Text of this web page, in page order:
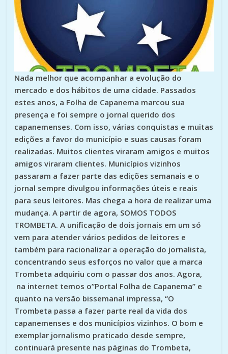
Nada melhor que acompanhar a evolução do
mercado e dos hábitos de uma cidade. Passados
estes anos, a Folha de Capanema marcou sua
presença e foi sempre o jornal querido dos
capanemenses. Com isso, várias conquistas e muitas
edições a favor do município e suas causas foram
realizadas. Muitos clientes viraram amigos e muitos
amigos viraram clientes. Municípios vizinhos
passaram a fazer parte das edições semanais e o
jornal sempre divulgou informações úteis e reais
para seus leitores. Mas chega a hora de realizar uma
mudança. A partir de agora, SOMOS TODOS
TROMBETA. A unificação de dois jornais em um só
vem para atender vários pedidos de leitores e
também para racionalizar a operação do jornalista,
concentrando seus esforços no valor que a marca
Trombeta adquiriu com o passar dos anos. Agora,
na internet temos o”Portal Folha de Capanema” e
quanto na versão bissemanal impressa, “O
Trombeta passa a fazer parte real da vida dos
capanemenses e dos municípios vizinhos. O bom e
exemplar jornalismo praticado desde sempre,
continuará presente nas páginas do Trombeta,